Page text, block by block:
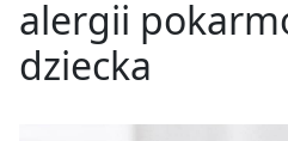
alergii
dziecka